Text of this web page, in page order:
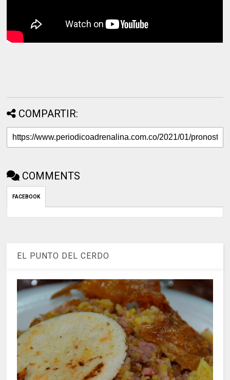
COMPARTIR:
COMMENTS
FACEBOOK
EL PUNTO DEL CERDO